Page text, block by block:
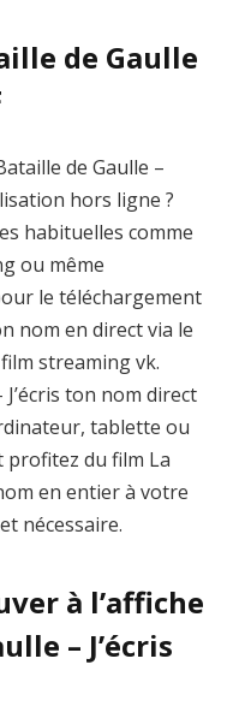
de Gaulle
de Gaulle –
hors ligne ?
habituelles comme
ou même
le téléchargement
nom en direct via le
streaming vk.
ton nom direct
tablette ou
profitez du film La
en entier à votre
nécessaire.
à l’affiche
– J’écris